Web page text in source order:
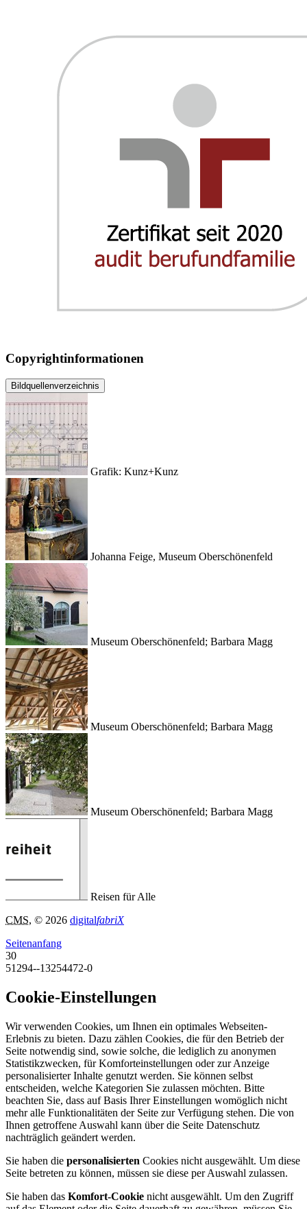
Copyrightinformationen
Bildquellenverzeichnis
Grafik: Kunz+Kunz
Johanna Feige, Museum Oberschönenfeld
Museum Oberschönenfeld; Barbara Magg
Museum Oberschönenfeld; Barbara Magg
Museum Oberschönenfeld; Barbara Magg
Reisen für Alle
CMS, © 2026 digitalfabriX
Seitenanfang
30
51294--13254472-0
Cookie-Einstellungen
Wir verwenden Cookies, um Ihnen ein optimales Webseiten-
Erlebnis zu bieten. Dazu zählen Cookies, die für den Betrieb der
Seite notwendig sind, sowie solche, die lediglich zu anonymen
Statistikzwecken, für Komforteinstellungen oder zur Anzeige
personalisierter Inhalte genutzt werden. Sie können selbst
entscheiden, welche Kategorien Sie zulassen möchten. Bitte
beachten Sie, dass auf Basis Ihrer Einstellungen womöglich nicht
mehr alle Funktionalitäten der Seite zur Verfügung stehen. Die von
Ihnen getroffene Auswahl kann über die Seite Datenschutz
nachträglich geändert werden.
Sie haben die personalisierten Cookies nicht ausgewählt. Um diese
Seite betreten zu können, müssen sie diese per Auswahl zulassen.
Sie haben das Komfort-Cookie nicht ausgewählt. Um den Zugriff